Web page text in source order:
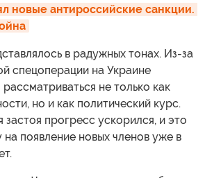
новые антироссийские санкции.
в радужных тонах. Из-за
спецоперации на Украине
не только как
но и как политический курс.
застоя прогресс ускорился, и это
появление новых членов уже в